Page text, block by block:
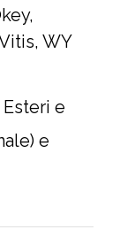
,
, WY
e
e